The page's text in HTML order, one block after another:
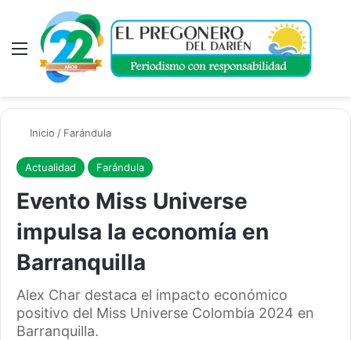
Menú
Inicio / Farándula
Actualidad Farándula
Evento Miss Universe
impulsa la economía en
Barranquilla
Alex Char destaca el impacto económico
positivo del Miss Universe Colombia 2024 en
Barranquilla.